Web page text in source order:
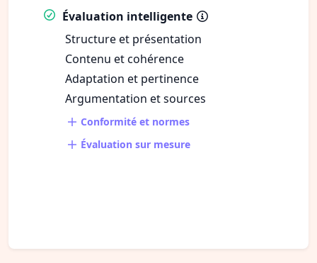
Évaluation intelligente
Structure et présentation
Contenu et cohérence
Adaptation et pertinence
Argumentation et sources
Conformité et normes
Évaluation sur mesure